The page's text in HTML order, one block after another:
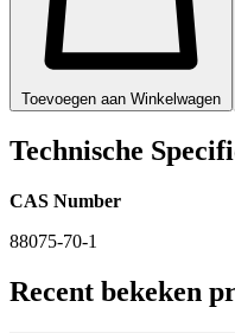
Toevoegen aan Winkelwagen
Technische
CAS Number
88075-70-1
Recent bekeken